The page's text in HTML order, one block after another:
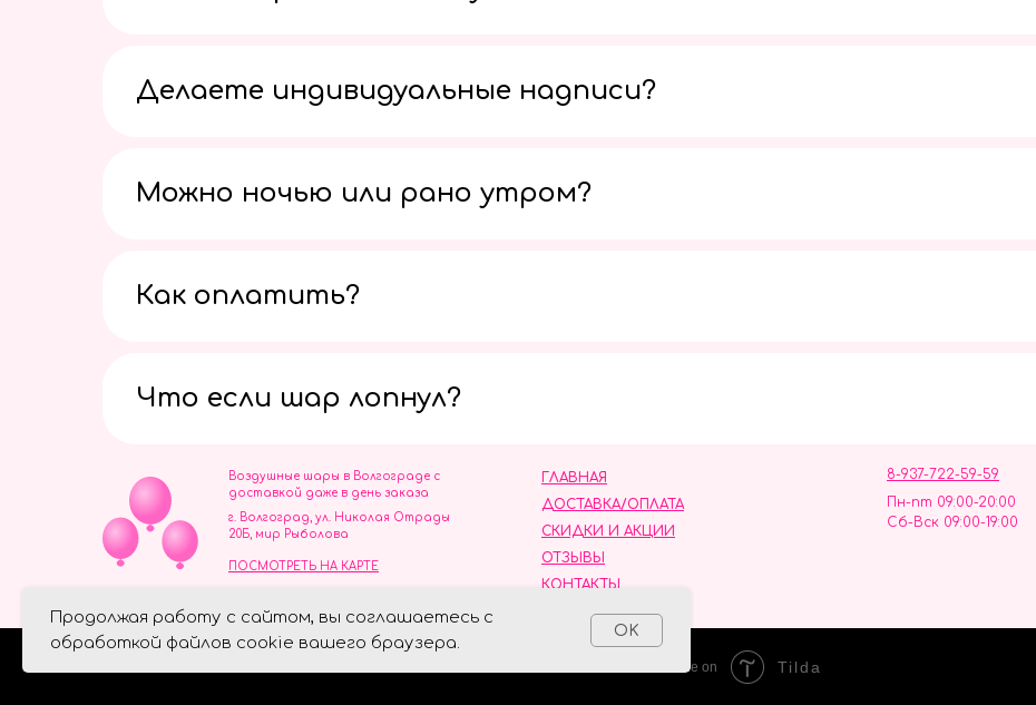
Продолжая работу с сайтом, вы соглашаетесь с
обработкой файлов cookie вашего браузера.
OK
Делаете индивидуальные надписи?
Можно ночью или рано утром?
Как оплатить?
Что если шар лопнул?
ОТЗЫВЫ
ГЛАВНАЯ
ДОСТАВКА/ОПЛАТА
СКИДКИ И АКЦИИ
КОНТАКТЫ
8-937-722-59-59
Пн-пт 09:00-20:00
Сб-Вск 09:00-19:00
Воздушные шары в Волгограде с
доставкой даже в день заказа
г. Волгоград, ул. Николая Отрады
20Б, мир Рыболова
ПОСМОТРЕТЬ НА КАРТЕ
ИНН 344110093739
Политика обработки персональных данных
Made on Tilda